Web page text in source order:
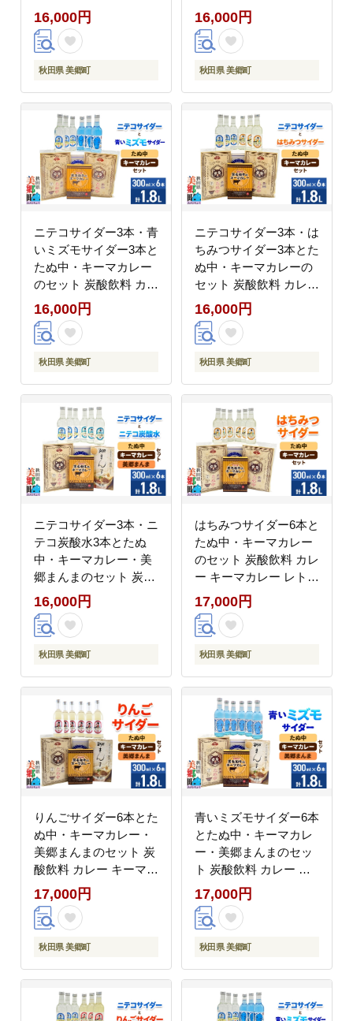
ー レトルト 中華麺 ま
ぜごはん [ニテコサイダ
ー ご当地 サイダー 炭
キーマカレー レトルト
中華麺 ラーメン まぜご
はん セット 秋田県 美
郷町]
16,000円
秋田県 美郷町
キーマカレー レトルト
中華麺 [ニテコサイダー
りんごサイダー リンゴ
炭酸飲料 炭酸水 カレー
キーマカレー レトルト
中華麺 ラーメン セット
秋田県 美郷町]
16,000円
秋田県 美郷町
ニテコサイダー3本・青
いミズモサイダー3本と
たぬ中・キーマカレー
のセット 炭酸飲料 カレ
ー キーマカレー レトル
ト 中華麺 [ニテコサイ
ダー 青いミズモサイダ
ー ご当地 サイダー 炭
キーマカレー レトルト
中華麺 ラーメン セット
秋田県 美郷町]
16,000円
秋田県 美郷町
ニテコサイダー3本・は
ちみつサイダー3本とた
ぬ中・キーマカレーの
セット 炭酸飲料 カレー
キーマカレー レトルト
中華麺 [ニテコサイダー
はちみつサイダー ハチ
ミツ 蜂蜜 ご当地 サイ
カレー キーマカレー レ
トルト 中華麺 ラーメン
セット 秋田県 美郷町]
16,000円
秋田県 美郷町
ニテコサイダー3本・ニ
テコ炭酸水3本とたぬ
中・キーマカレー・美
郷まんまのセット 炭酸
飲料 カレー キーマカレ
ー レトルト 中華麺 ま
ぜごはん [ニテコサイダ
ー ご当地 サイダー 炭
酸飲料 炭酸水 カレー
キーマカレー レトルト
中華麺 ラーメン まぜご
はん セット 秋田県 美
郷町]
16,000円
秋田県 美郷町
はちみつサイダー6本と
たぬ中・キーマカレー
のセット 炭酸飲料 カレ
ー キーマカレー レトル
ト 中華麺 [ニテコサイ
ダー はちみつサイダー
ハチミツ 蜂蜜 ご当地
サイダー 炭酸飲料 炭酸
水 カレー キーマカレー
レトルト 中華麺 ラーメ
ン セット 秋田県 美郷
17,000円
秋田県 美郷町
りんごサイダー6本とた
ぬ中・キーマカレー・
美郷まんまのセット 炭
酸飲料 カレー キーマカ
レー レトルト 中華麺
まぜごはん [ニテコサイ
ダー ご当地 サイダー
炭酸飲料 炭酸水 カレー
キーマカレー レトルト
中華麺 ラーメン まぜご
はん セット 秋田県 美
郷町]
17,000円
秋田県 美郷町
青いミズモサイダー6本
とたぬ中・キーマカレ
ー・美郷まんまのセッ
ト 炭酸飲料 カレー キ
ーマカレー レトルト 中
華麺 まぜごはん [ニテ
コサイダー 青いミズモ
サイダー ご当地 サイダ
ー 炭酸飲料 炭酸水 カ
レー キーマカレー レト
ルト 中華麺 ラーメン
まぜごはん セット 秋田
17,000円
秋田県 美郷町